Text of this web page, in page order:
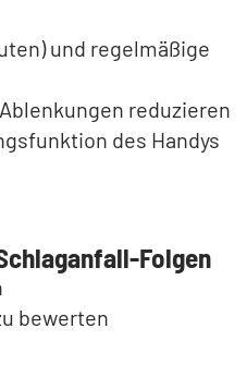
und regelmäßige
reduzieren
des Handys
Folgen
bewerten